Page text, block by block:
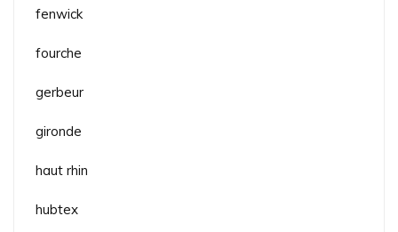
fenwick
fourche
gerbeur
gironde
haut rhin
hubtex